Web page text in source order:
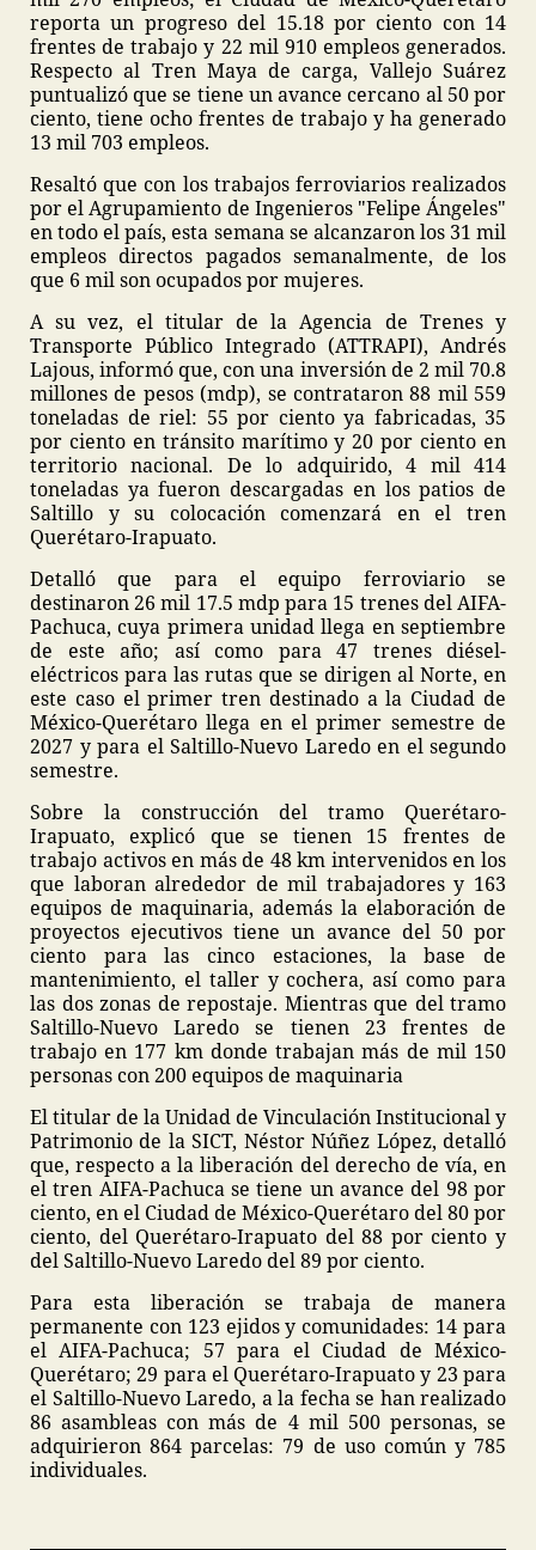
reporta un progreso del 15.18 por ciento con 14
frentes de trabajo y 22 mil 910 empleos generados.
Respecto al Tren Maya de carga, Vallejo Suárez
puntualizó que se tiene un avance cercano al 50 por
ciento, tiene ocho frentes de trabajo y ha generado
13 mil 703 empleos.
Resaltó que con los trabajos ferroviarios realizados
por el Agrupamiento de Ingenieros "Felipe Ángeles"
en todo el país, esta semana se alcanzaron los 31 mil
empleos directos pagados semanalmente, de los
que 6 mil son ocupados por mujeres.
A su vez, el titular de la Agencia de Trenes y
Transporte Público Integrado (ATTRAPI), Andrés
Lajous, informó que, con una inversión de 2 mil 70.8
millones de pesos (mdp), se contrataron 88 mil 559
toneladas de riel: 55 por ciento ya fabricadas, 35
por ciento en tránsito marítimo y 20 por ciento en
territorio nacional. De lo adquirido, 4 mil 414
toneladas ya fueron descargadas en los patios de
Saltillo y su colocación comenzará en el tren
Querétaro-Irapuato.
Detalló que para el equipo ferroviario se
destinaron 26 mil 17.5 mdp para 15 trenes del AIFA-
Pachuca, cuya primera unidad llega en septiembre
de este año; así como para 47 trenes diésel-
eléctricos para las rutas que se dirigen al Norte, en
este caso el primer tren destinado a la Ciudad de
México-Querétaro llega en el primer semestre de
2027 y para el Saltillo-Nuevo Laredo en el segundo
semestre.
Sobre la construcción del tramo Querétaro-
Irapuato, explicó que se tienen 15 frentes de
trabajo activos en más de 48 km intervenidos en los
que laboran alrededor de mil trabajadores y 163
equipos de maquinaria, además la elaboración de
proyectos ejecutivos tiene un avance del 50 por
ciento para las cinco estaciones, la base de
mantenimiento, el taller y cochera, así como para
las dos zonas de repostaje. Mientras que del tramo
Saltillo-Nuevo Laredo se tienen 23 frentes de
trabajo en 177 km donde trabajan más de mil 150
personas con 200 equipos de maquinaria
El titular de la Unidad de Vinculación Institucional y
Patrimonio de la SICT, Néstor Núñez López, detalló
que, respecto a la liberación del derecho de vía, en
el tren AIFA-Pachuca se tiene un avance del 98 por
ciento, en el Ciudad de México-Querétaro del 80 por
ciento, del Querétaro-Irapuato del 88 por ciento y
del Saltillo-Nuevo Laredo del 89 por ciento.
Para esta liberación se trabaja de manera
permanente con 123 ejidos y comunidades: 14 para
el AIFA-Pachuca; 57 para el Ciudad de México-
Querétaro; 29 para el Querétaro-Irapuato y 23 para
el Saltillo-Nuevo Laredo, a la fecha se han realizado
86 asambleas con más de 4 mil 500 personas, se
adquirieron 864 parcelas: 79 de uso común y 785
individuales.